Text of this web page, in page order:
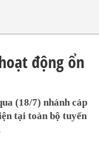
động ổn
(18/7) nhánh cáp
tại toàn bộ tuyến